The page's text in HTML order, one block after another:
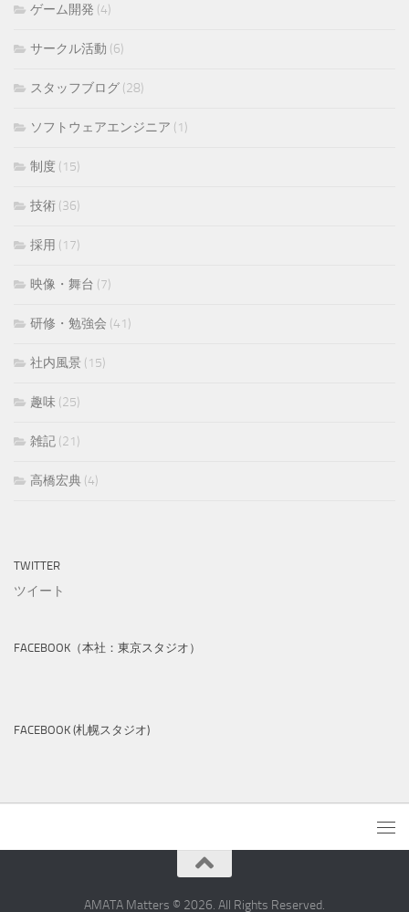
ゲーム開発 (4)
サークル活動 (6)
スタッフブログ (28)
ソフトウェアエンジニア (1)
制度 (15)
技術 (36)
採用 (17)
映像・舞台 (7)
研修・勉強会 (41)
社内風景 (15)
趣味 (25)
雑記 (21)
高橋宏典 (4)
TWITTER
ツイート
FACEBOOK（本社：東京スタジオ）
FACEBOOK (札幌スタジオ)
AMATA Matters © 2026. All Rights Reserved.